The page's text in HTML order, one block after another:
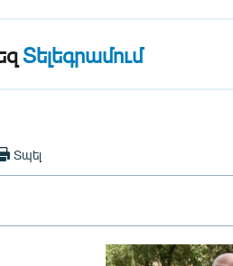
Տելեգրամում
Տպել